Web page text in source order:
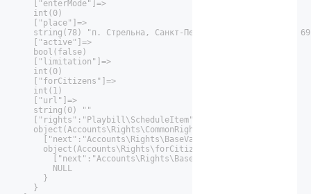
    ["enterMode"]=>
    int(0)
    ["place"]=>
string(78) "п. Стрельна, Санкт-Петербургское шоссе, д.
    ["active"]=>
    bool(false)
    ["limitation"]=>
    int(0)
    ["forCitizens"]=>
    int(1)
    ["url"]=>
    string(0) ""
    ["rights":"Playbill\ScheduleItem":private]=>
    object(Accounts\Rights\CommonRights)#49 (1) {
      ["next":"Accounts\Rights\BaseValidator":private]=>
      object(Accounts\Rights\forCitizenRights)#46 (1) {
        ["next":"Accounts\Rights\BaseValidator":private]=>
        NULL
      }
    }